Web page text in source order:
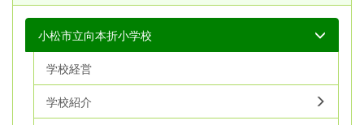
小松市立向本折小学校
学校経営
学校紹介